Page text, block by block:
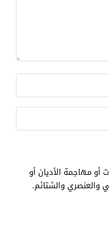
أو مهاجمة الأديان أو
والعنصري والشتائم.